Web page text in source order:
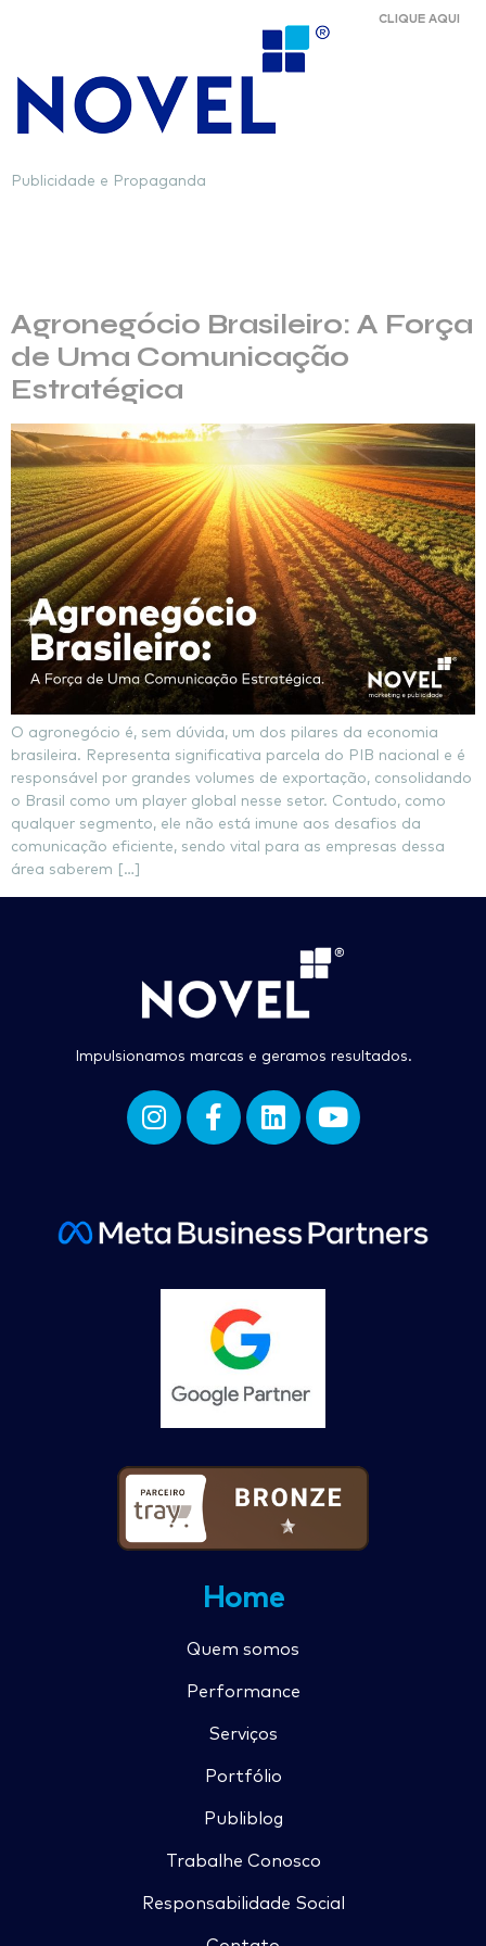
Publicidade e Propaganda
Agronegócio Brasileiro: A Força
de Uma Comunicação
Estratégica
O agronegócio é, sem dúvida, um dos pilares da economia
brasileira. Representa significativa parcela do PIB nacional e é
responsável por grandes volumes de exportação, consolidando
o Brasil como um player global nesse setor. Contudo, como
qualquer segmento, ele não está imune aos desafios da
comunicação eficiente, sendo vital para as empresas dessa
área saberem […]
Impulsionamos marcas e geramos resultados.
Home
Quem somos
Performance
Serviços
Portfólio
Publiblog
Trabalhe Conosco
Responsabilidade Social
CLIQUE AQUI